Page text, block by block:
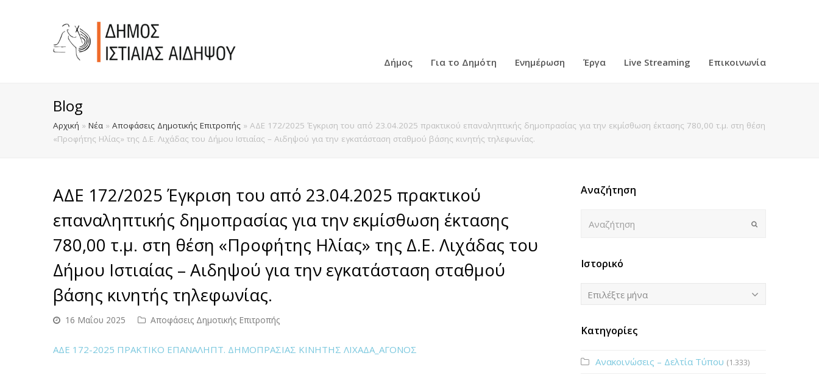
Δήμος Για το Δημότη Ενημέρωση Έργα Live Streaming Επικοινωνία
Blog
Αρχική » Νέα » Αποφάσεις Δημοτικής Επιτροπής » ΑΔΕ 172/2025 Έγκριση του από 23.04.2025 πρακτικού επαναληπτικής δημοπρασίας για την εκμίσθωση έκτασης 780,00 τ.μ. στη θέση
«Προφήτης Ηλίας» της Δ.Ε. Λιχάδας του Δήμου Ιστιαίας – Αιδηψού για την εγκατάσταση σταθμού βάσης κινητής τηλεφωνίας.
ΑΔΕ 172/2025 Έγκριση του από 23.04.2025 πρακτικού
επαναληπτικής δημοπρασίας για την εκμίσθωση έκτασης
780,00 τ.μ. στη θέση «Προφήτης Ηλίας» της Δ.Ε. Λιχάδας του
Δήμου Ιστιαίας – Αιδηψού για την εγκατάσταση σταθμού
βάσης κινητής τηλεφωνίας.
16 Μαΐου 2025 Αποφάσεις Δημοτικής Επιτροπής
ΑΔΕ 172-2025 ΠΡΑΚΤΙΚΟ ΕΠΑΝΑΛΗΠΤ. ΔΗΜΟΠΡΑΣΙΑΣ ΚΙΝΗΤΗΣ ΛΙΧΑΔΑ_ΑΓΟΝΟΣ
Αναζήτηση
Ιστορικό
Ιστορικό
Επιλέξτε μήνα
Κατηγορίες
Ανακοινώσεις – Δελτία Τύπου (1.333)